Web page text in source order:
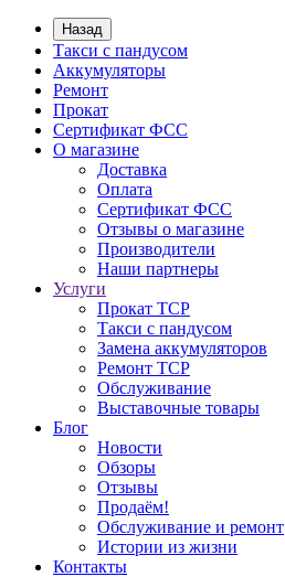
Назад
Такси с пандусом
Аккумуляторы
Ремонт
Прокат
Сертификат ФСС
О магазине
Доставка
Оплата
Сертификат ФСС
Отзывы о магазине
Производители
Наши партнеры
Услуги
Прокат ТСР
Такси с пандусом
Замена аккумуляторов
Ремонт ТСР
Обслуживание
Выставочные товары
Блог
Новости
Обзоры
Отзывы
Продаём!
Обслуживание и ремонт
Истории из жизни
Контакты